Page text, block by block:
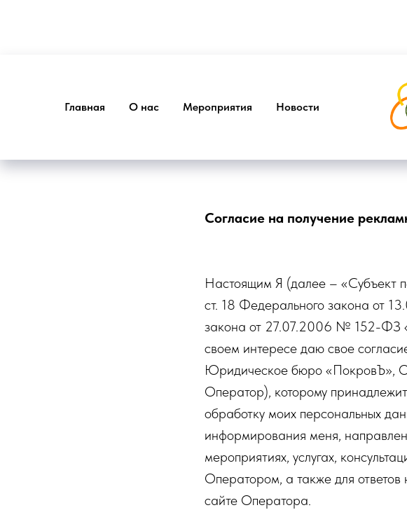
Главная О нас Мероприятия Новости
Согласие на получение
Настоящим Я (далее – «Субъект
ст. 18 Федерального закона
закона от 27.07.2006 № 152-ФЗ
своем интересе даю свое
Юридическое бюро «ПокровЪ»,
Оператор), которому
обработку моих персональных
информирования меня,
мероприятиях, услугах,
Оператором, а также для
сайте Оператора.